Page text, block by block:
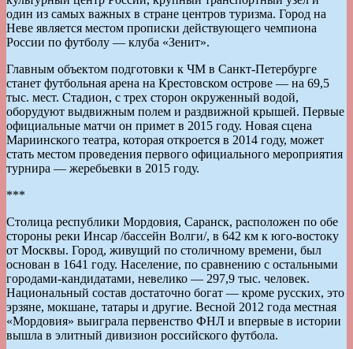
один из самых важных в стране центров туризма. Город на
Неве является местом прописки действующего чемпиона
России по футболу — клуба «Зенит».
Главным объектом подготовки к ЧМ в Санкт-Петербурге
станет футбольная арена на Крестовском острове — на 69,5
тыс. мест. Стадион, с трех сторон окруженный водой,
оборудуют выдвижным полем и раздвижной крышей. Первые
официальные матчи он примет в 2015 году. Новая сцена
Мариинского театра, которая откроется в 2014 году, может
стать местом проведения первого официального мероприятия
турнира — жеребьевки в 2015 году.
***
Столица республики Мордовия, Саранск, расположен по обе
стороны реки Инсар /бассейн Волги/, в 642 км к юго-востоку
от Москвы. Город, живущий по столичному времени, был
основан в 1641 году. Население, по сравнению с остальными
городами-кандидатами, невелико — 297,9 тыс. человек.
Национальный состав достаточно богат — кроме русских, это
эрзяне, мокшане, татары и другие. Весной 2012 года местная
«Мордовия» выиграла первенство ФНЛ и впервые в истории
вышла в элитный дивизион российского футбола.